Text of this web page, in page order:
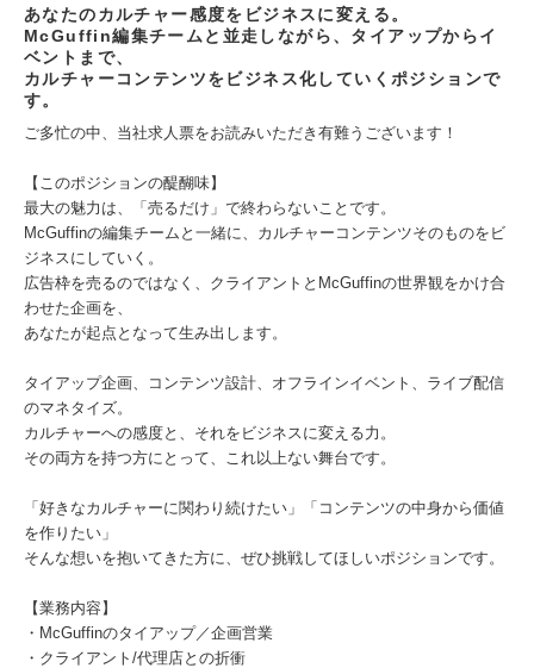
あなたのカルチャー感度をビジネスに変える。
McGuffin編集チームと並走しながら、タイアップからイ
ベントまで、
カルチャーコンテンツをビジネス化していくポジションで
す。
ご多忙の中、当社求人票をお読みいただき有難うございます！
【このポジションの醍醐味】
最大の魅力は、「売るだけ」で終わらないことです。
McGuffinの編集チームと一緒に、カルチャーコンテンツそのものをビ
ジネスにしていく。
広告枠を売るのではなく、クライアントとMcGuffinの世界観をかけ合
わせた企画を、
あなたが起点となって生み出します。
タイアップ企画、コンテンツ設計、オフラインイベント、ライブ配信
のマネタイズ。
カルチャーへの感度と、それをビジネスに変える力。
その両方を持つ方にとって、これ以上ない舞台です。
「好きなカルチャーに関わり続けたい」「コンテンツの中身から価値
を作りたい」
そんな想いを抱いてきた方に、ぜひ挑戦してほしいポジションです。
【業務内容】
・McGuffinのタイアップ／企画営業
・クライアント/代理店との折衝